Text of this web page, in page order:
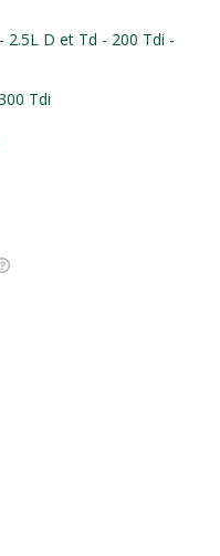
2.5L D et Td - 200 Tdi -
Tdi